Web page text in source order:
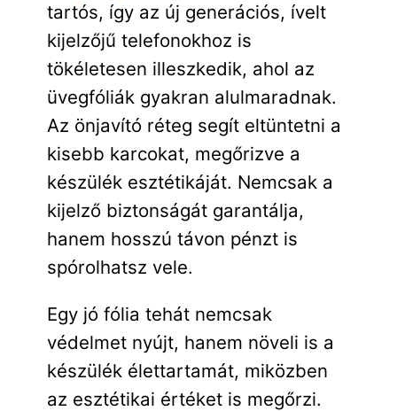
tartós, így az új generációs, ívelt
kijelzőjű telefonokhoz is
tökéletesen illeszkedik, ahol az
üvegfóliák gyakran alulmaradnak.
Az önjavító réteg segít eltüntetni a
kisebb karcokat, megőrizve a
készülék esztétikáját. Nemcsak a
kijelző biztonságát garantálja,
hanem hosszú távon pénzt is
spórolhatsz vele.
Egy jó fólia tehát nemcsak
védelmet nyújt, hanem növeli is a
készülék élettartamát, miközben
az esztétikai értéket is megőrzi.